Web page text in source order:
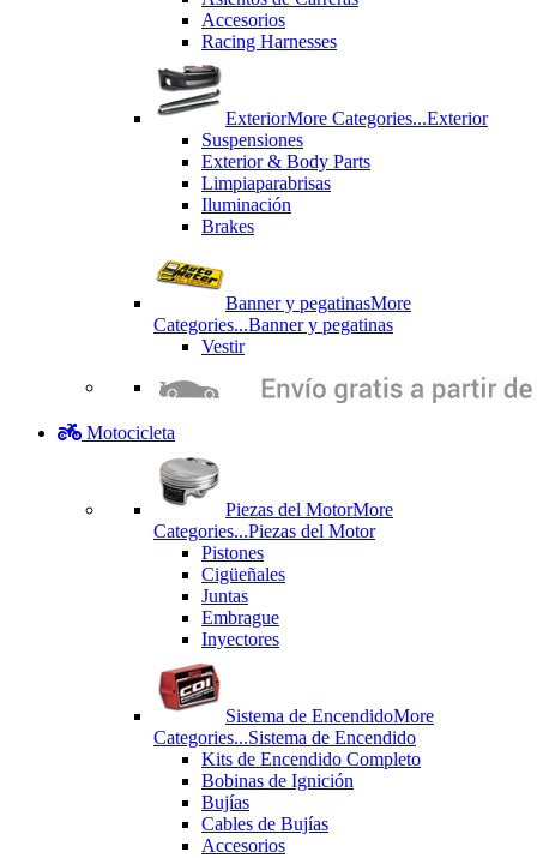
Accesorios
Racing Harnesses
ExteriorMore Categories...Exterior
Suspensiones
Exterior & Body Parts
Limpiaparabrisas
Iluminación
Brakes
Banner y pegatinasMore
Categories...Banner y pegatinas
Vestir
Motocicleta
Piezas del MotorMore
Categories...Piezas del Motor
Pistones
Cigüeñales
Juntas
Εmbrague
Inyectores
Sistema de EncendidoMore
Categories...Sistema de Encendido
Kits de Encendido Completo
Bobinas de Ignición
Bujías
Cables de Bujías
Accesorios